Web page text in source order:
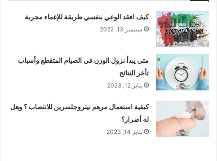
كيف افقد الوعي بنفسي طريقة للإغماء مجربة
سبتمبر 13, 2022
متى يبدأ نزول الوزن في الصيام المتقطع وأسباب
تأخر النتائج
يناير 12, 2023
كيفية استعمال مرهم نيتروجلسرين للانتصاب ؟ وهل
له أضرار؟
يناير 14, 2023